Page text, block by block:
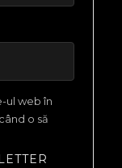
ul web în
o să